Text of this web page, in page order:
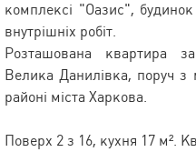
комплексі "Оазис",
внутрішніх робіт.
Розташована квартира
Велика Данилівка, поруч з
районі міста Харкова.
Поверх 2 з 16, кухня 17 м².